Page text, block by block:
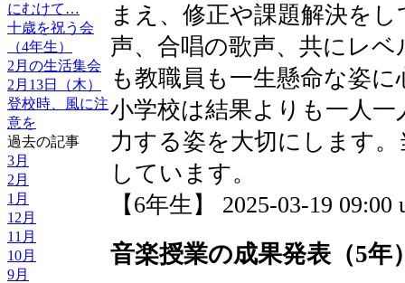
にむけて…
十歳を祝う会
（4年生）
2月の生活集会
2月13日（木）
登校時、風に注
意を
過去の記事
3月
2月
1月
12月
11月
10月
9月
まえ、修正や課題解決を
声、合唱の歌声、共にレ
も教職員も一生懸命な姿
小学校は結果よりも一人
力する姿を大切にします
しています。
【6年生】 2025-03-19 09:00
音楽授業の成果発表（5年